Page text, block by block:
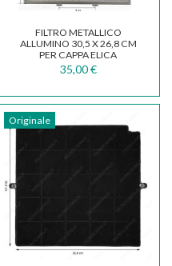
FILTRO METALLICO
ALLUMINO 30,5 X 26,8 CM
PER CAPPA ELICA
ELECTROLUX GRI0009219A
35,00 €
Originale